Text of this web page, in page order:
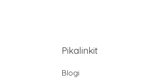
Pikalinkit
Blogi